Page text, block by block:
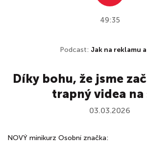
49:35
Podcast: Jak na reklamu
Díky bohu, že jsme
trapný videa na
03.03.2026
NOVÝ minikurz Osobní značka: